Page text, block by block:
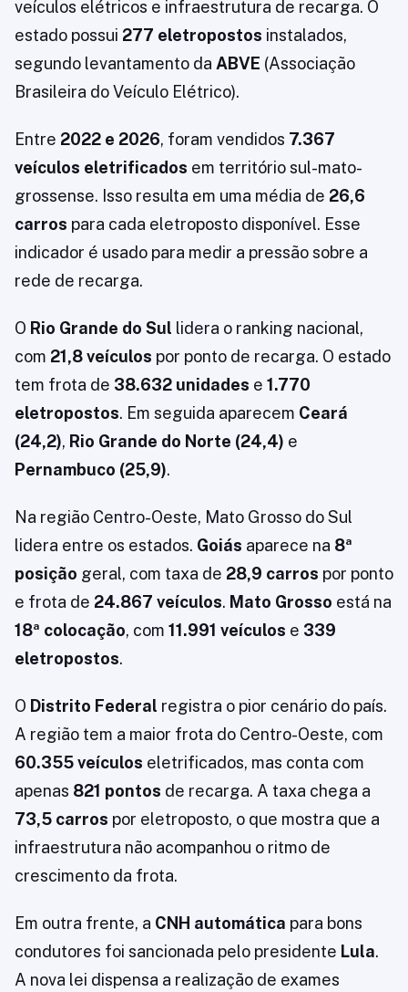
veículos elétricos e infraestrutura de recarga. O
estado possui 277 eletropostos instalados,
segundo levantamento da ABVE (Associação
Brasileira do Veículo Elétrico).
Entre 2022 e 2026, foram vendidos 7.367
veículos eletrificados em território sul-mato-
grossense. Isso resulta em uma média de 26,6
carros para cada eletroposto disponível. Esse
indicador é usado para medir a pressão sobre a
rede de recarga.
O Rio Grande do Sul lidera o ranking nacional,
com 21,8 veículos por ponto de recarga. O estado
tem frota de 38.632 unidades e 1.770
eletropostos. Em seguida aparecem Ceará
(24,2), Rio Grande do Norte (24,4) e
Pernambuco (25,9).
Na região Centro-Oeste, Mato Grosso do Sul
lidera entre os estados. Goiás aparece na 8ª
posição geral, com taxa de 28,9 carros por ponto
e frota de 24.867 veículos. Mato Grosso está na
18ª colocação, com 11.991 veículos e 339
eletropostos.
O Distrito Federal registra o pior cenário do país.
A região tem a maior frota do Centro-Oeste, com
60.355 veículos eletrificados, mas conta com
apenas 821 pontos de recarga. A taxa chega a
73,5 carros por eletroposto, o que mostra que a
infraestrutura não acompanhou o ritmo de
crescimento da frota.
Em outra frente, a CNH automática para bons
condutores foi sancionada pelo presidente Lula.
A nova lei dispensa a realização de exames